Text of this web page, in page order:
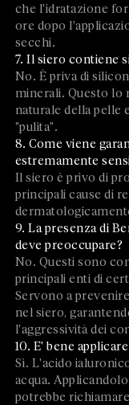
che l'idratazione
ore dopo
secchi.
7. Il siero contiene
No. È priva di
minerali. Questo lo
naturale della pelle
"pulita".
8. Come viene
estremamente
Il siero è privo di
principali cause di
9. La presenza di
deve preoccupare?
No. Questi sono
principali enti di
Servono a
nel siero,
l'aggressività dei
10. E' bene
Sì. L'acido
acqua.
potrebbe